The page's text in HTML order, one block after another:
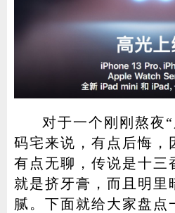
对于一个刚刚熬夜
码宅来说，有点后悔，
有点无聊，传说是十三
就是挤牙膏，而且明里
腻。下面就给大家盘点